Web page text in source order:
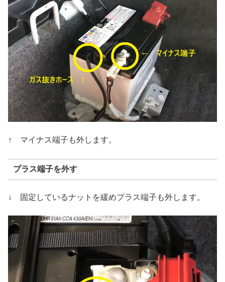
↑ マイナス端子も外します。
プラス端子を外す
↓ 固定しているナットを緩めプラス端子も外します。